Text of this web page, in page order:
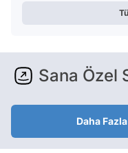
Sana Özel
Daha